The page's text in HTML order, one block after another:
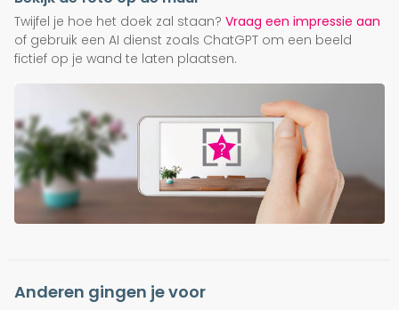
Twijfel je hoe het doek zal staan? Vraag een impressie aan
of gebruik een AI dienst zoals ChatGPT om een beeld
fictief op je wand te laten plaatsen.
Anderen gingen je voor